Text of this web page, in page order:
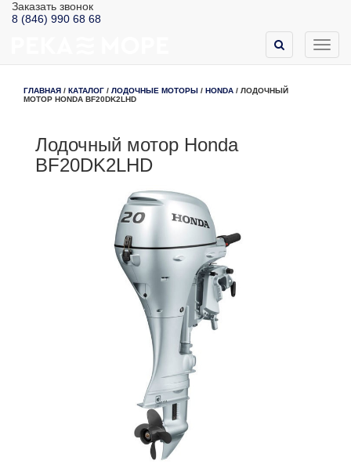
Заказать звонок
8 (846) 990 68 68
ГЛАВНАЯ / КАТАЛОГ / ЛОДОЧНЫЕ МОТОРЫ / HONDA / ЛОДОЧНЫЙ
МОТОР HONDA BF20DK2LHD
Лодочный мотор Honda
BF20DK2LHD